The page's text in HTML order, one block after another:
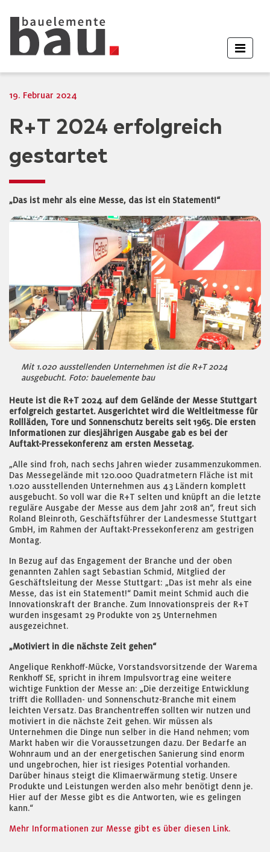
19. Februar 2024
R+T 2024 erfolgreich
gestartet
„Das ist mehr als eine Messe, das ist ein Statement!“
Mit 1.020 ausstellenden Unternehmen ist die R+T 2024
ausgebucht. Foto: bauelemente bau
Heute ist die R+T 2024 auf dem Gelände der Messe Stuttgart
erfolgreich gestartet. Ausgerichtet wird die Weltleitmesse für
Rollläden, Tore und Sonnenschutz bereits seit 1965. Die ersten
Informationen zur diesjährigen Ausgabe gab es bei der
Auftakt-Pressekonferenz am ersten Messetag.
„Alle sind froh, nach sechs Jahren wieder zusammenzukommen.
Das Messegelände mit 120.000 Quadratmetern Fläche ist mit
1.020 ausstellenden Unternehmen aus 43 Ländern komplett
ausgebucht. So voll war die R+T selten und knüpft an die letzte
reguläre Ausgabe der Messe aus dem Jahr 2018 an“, freut sich
Roland Bleinroth, Geschäftsführer der Landesmesse Stuttgart
GmbH, im Rahmen der Auftakt-Pressekonferenz am gestrigen
Montag.
In Bezug auf das Engagement der Branche und der oben
genannten Zahlen sagt Sebastian Schmid, Mitglied der
Geschäftsleitung der Messe Stuttgart: „Das ist mehr als eine
Messe, das ist ein Statement!“ Damit meint Schmid auch die
Innovationskraft der Branche. Zum Innovationspreis der R+T
wurden insgesamt 29 Produkte von 25 Unternehmen
ausgezeichnet.
„Motiviert in die nächste Zeit gehen“
Angelique Renkhoff-Mücke, Vorstandsvorsitzende der Warema
Renkhoff SE, spricht in ihrem Impulsvortrag eine weitere
wichtige Funktion der Messe an: „Die derzeitige Entwicklung
trifft die Rollladen- und Sonnenschutz-Branche mit einem
leichten Versatz. Das Branchentreffen sollten wir nutzen und
motiviert in die nächste Zeit gehen. Wir müssen als
Unternehmen die Dinge nun selber in die Hand nehmen; vom
Markt haben wir die Voraussetzungen dazu. Der Bedarfe an
Wohnraum und an der energetischen Sanierung sind enorm
und ungebrochen, hier ist riesiges Potential vorhanden.
Darüber hinaus steigt die Klimaerwärmung stetig. Unsere
Produkte und Leistungen werden also mehr benötigt denn je.
Hier auf der Messe gibt es die Antworten, wie es gelingen
kann.“
Mehr Informationen zur Messe gibt es über diesen Link.